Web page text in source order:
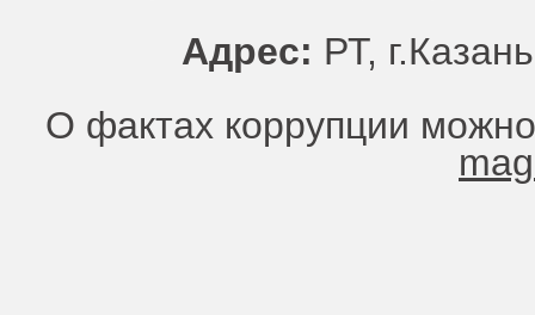
Адрес: РТ,
О фактах коррупции